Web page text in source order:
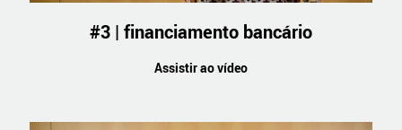
#3 | financiamento bancário
Assistir ao vídeo